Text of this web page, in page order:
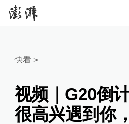
快看>
视频｜G20倒
很高兴遇到你